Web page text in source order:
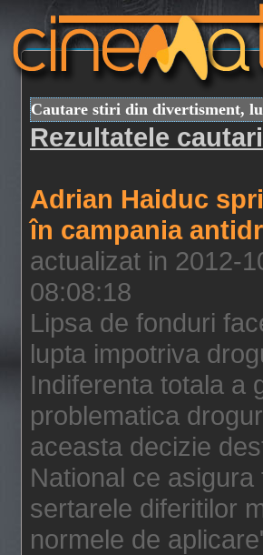
Cautare stiri din divertisment,
Rezultatele
Adrian Haiduc
în campania
actualizat in 2012-
08:08:18
Lipsa de fonduri
lupta impotriva
Indiferenta totala a
problematica
aceasta decizie
National ce
sertarele diferitilor
normele de